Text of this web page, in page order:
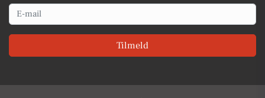
Email
Tilmeld